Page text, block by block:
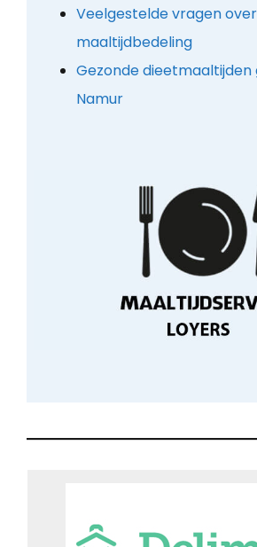
Veelgestelde vragen over
maaltijdbedeling
Gezonde dieetmaaltijden
Namur